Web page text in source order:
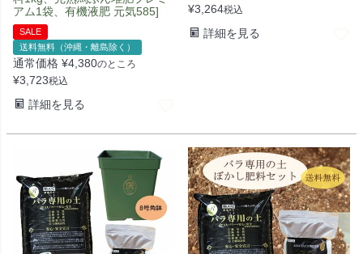
アム1袋、有機液肥 元気585]
SALE
送料無料（沖縄・離島除く）
通常価格 ¥4,380のところ
¥3,723税込
詳細を見る
¥3,264税込
詳細を見る